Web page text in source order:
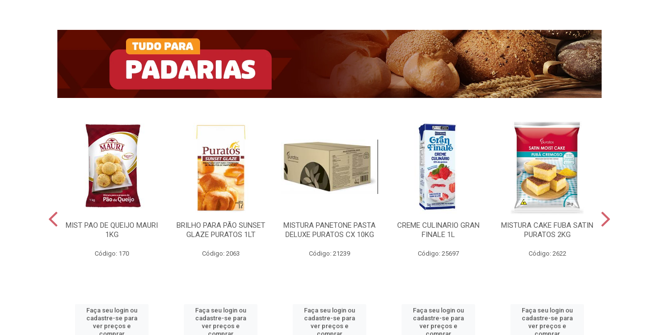
MIST PAO DE QUEIJO MAURI
1KG
Código: 170
Faça seu login ou
cadastre-se para
ver preços e
BRILHO PARA PÃO SUNSET
GLAZE PURATOS 1LT
Código: 2063
Faça seu login ou
cadastre-se para
ver preços e
MISTURA PANETONE PASTA
DELUXE PURATOS CX 10KG
Código: 21239
Faça seu login ou
cadastre-se para
ver preços e
CREME CULINARIO GRAN
FINALE 1L
Código: 25697
Faça seu login ou
cadastre-se para
ver preços e
MISTURA CAKE FUBA SATIN
PURATOS 2KG
Código: 2622
Faça seu login ou
cadastre-se para
ver preços e